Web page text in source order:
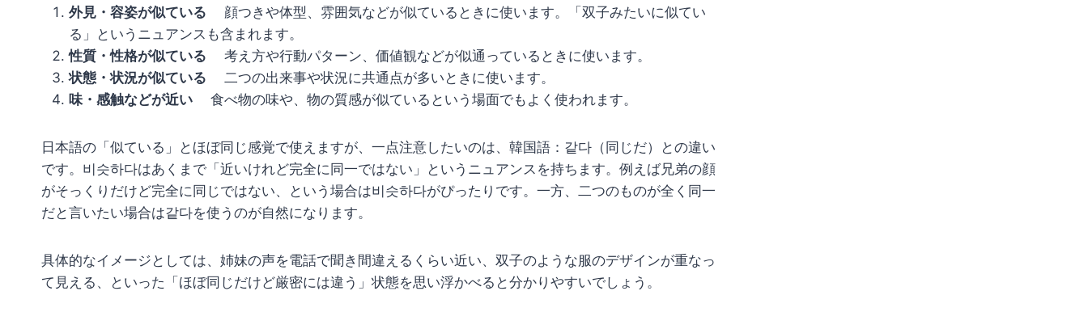
外見・容姿が似ている 顔つきや体型、雰囲気などが似ているときに使います。「双子みたいに似てい
る」というニュアンスも含まれます。
性質・性格が似ている 考え方や行動パターン、価値観などが似通っているときに使います。
状態・状況が似ている 二つの出来事や状況に共通点が多いときに使います。
味・感触などが近い 食べ物の味や、物の質感が似ているという場面でもよく使われます。
日本語の「似ている」とほぼ同じ感覚で使えますが、一点注意したいのは、韓国語：같다（同じだ）との違い
です。비슷하다はあくまで「近いけれど完全に同一ではない」というニュアンスを持ちます。例えば兄弟の顔
がそっくりだけど完全に同じではない、という場合は비슷하다がぴったりです。一方、二つのものが全く同一
だと言いたい場合は같다を使うのが自然になります。
具体的なイメージとしては、姉妹の声を電話で聞き間違えるくらい近い、双子のような服のデザインが重なっ
て見える、といった「ほぼ同じだけど厳密には違う」状態を思い浮かべると分かりやすいでしょう。